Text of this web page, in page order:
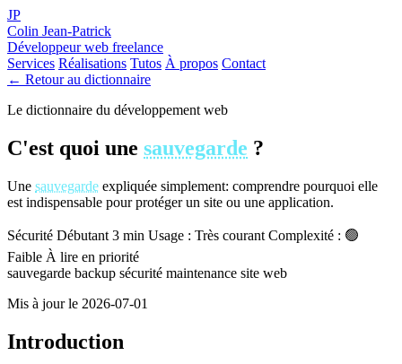
JP
Colin Jean-Patrick
Développeur web freelance
Services Réalisations Tutos À propos Contact
← Retour au dictionnaire
Le dictionnaire du développement web
C'est quoi une sauvegarde ?
Une sauvegarde expliquée simplement: comprendre pourquoi elle
est indispensable pour protéger un site ou une application.
Sécurité Débutant 3 min Usage : Très courant Complexité : 🟢
Faible À lire en priorité
sauvegarde backup sécurité maintenance site web
Mis à jour le 2026-07-01
Introduction